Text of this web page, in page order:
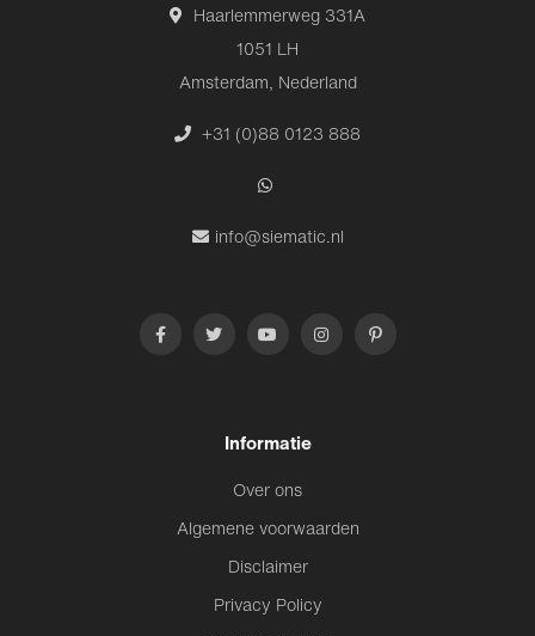
Haarlemmerweg 331A
1051 LH
Amsterdam, Nederland
+31 (0)88 0123 888
info@siematic.nl
Informatie
Over ons
Algemene voorwaarden
Disclaimer
Privacy Policy